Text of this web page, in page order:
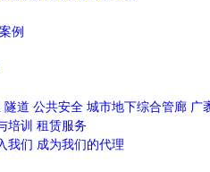
隧道 公共安全 城市地下综合管廊 广
培训 租赁服务
我们 成为我们的代理